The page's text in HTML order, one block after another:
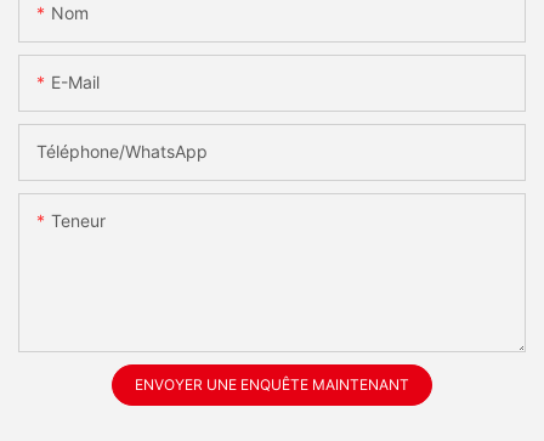
Nom
E-Mail
Téléphone/WhatsApp
Teneur
ENVOYER UNE ENQUÊTE MAINTENANT